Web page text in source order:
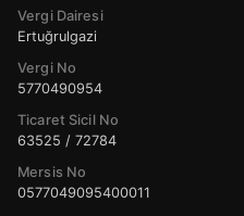
Vergi Dairesi
Ertuğrulgazi
Vergi No
5770490954
Ticaret Sicil No
63525 / 72784
Mersis No
0577049095400011